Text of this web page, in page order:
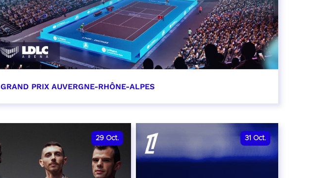
GRAND PRIX AUVERGNE-RHÔNE-ALPES
29 Oct. 31 Oct.